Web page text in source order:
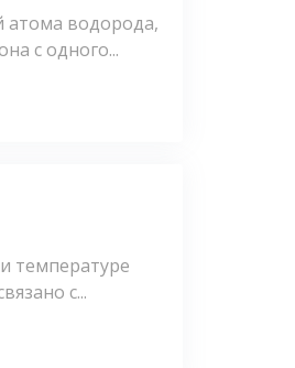
атома водорода,
с одного...
температуре
с...